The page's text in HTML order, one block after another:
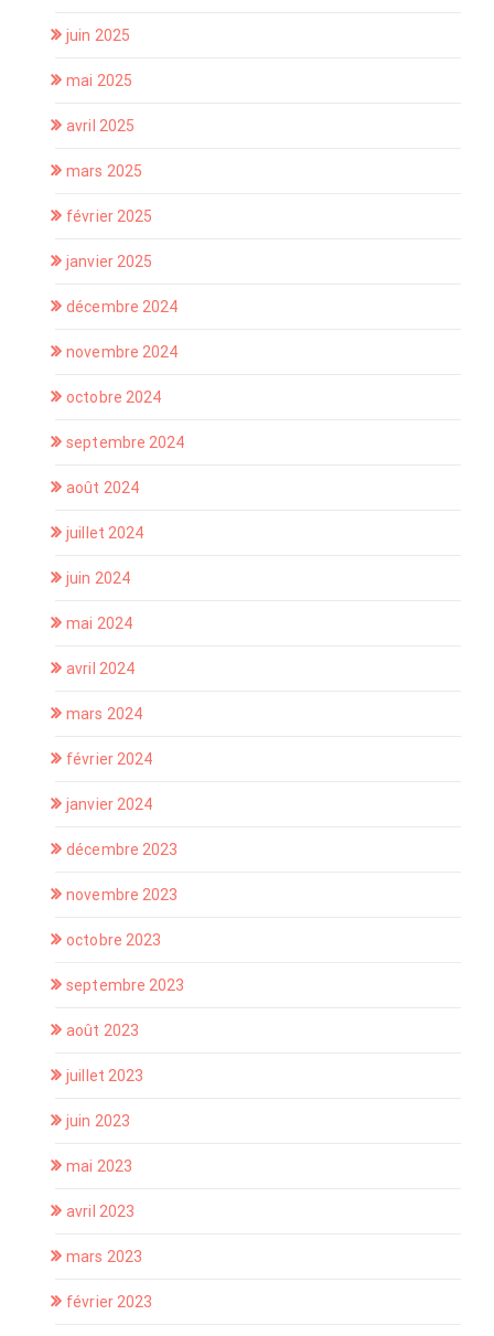
juin 2025
mai 2025
avril 2025
mars 2025
février 2025
janvier 2025
décembre 2024
novembre 2024
octobre 2024
septembre 2024
août 2024
juillet 2024
juin 2024
mai 2024
avril 2024
mars 2024
février 2024
janvier 2024
décembre 2023
novembre 2023
octobre 2023
septembre 2023
août 2023
juillet 2023
juin 2023
mai 2023
avril 2023
mars 2023
février 2023